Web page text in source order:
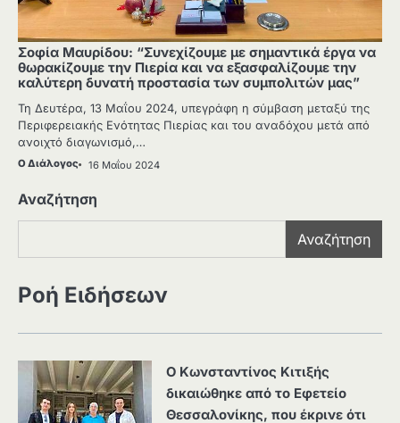
Σοφία Μαυρίδου: “Συνεχίζουμε με σημαντικά έργα να
θωρακίζουμε την Πιερία και να εξασφαλίζουμε την
καλύτερη δυνατή προστασία των συμπολιτών μας”
Τη Δευτέρα, 13 Μαΐου 2024, υπεγράφη η σύμβαση μεταξύ της
Περιφερειακής Ενότητας Πιερίας και του αναδόχου μετά από
ανοιχτό διαγωνισμό,…
Ο Διάλογος 16 Μαΐου 2024
Αναζήτηση
Αναζήτηση
Ροή Ειδήσεων
Ο Κωνσταντίνος Κιτιξής
δικαιώθηκε από το Εφετείο
Θεσσαλονίκης, που έκρινε ότι